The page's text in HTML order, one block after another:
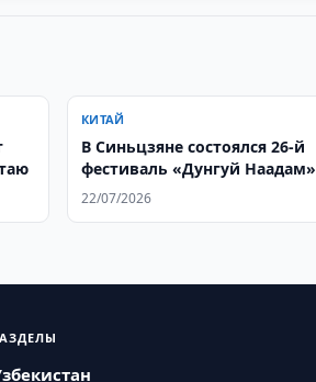
КИТАЙ
В Синьцзяне состоялся 26-й
фестиваль «Дунгуй Наадам»
22/07/2026